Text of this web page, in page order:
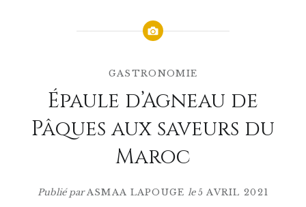
GASTRONOMIE
Épaule d’Agneau de
Pâques aux saveurs du
Maroc
Publié parASMAA LAPOUGE le5 AVRIL 2021